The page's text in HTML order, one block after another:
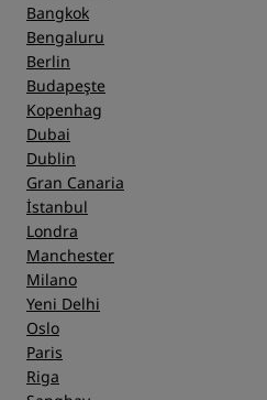
Bangkok
Bengaluru
Berlin
Budapeşte
Kopenhag
Dubai
Dublin
Gran Canaria
İstanbul
Londra
Manchester
Milano
Yeni Delhi
Oslo
Paris
Riga